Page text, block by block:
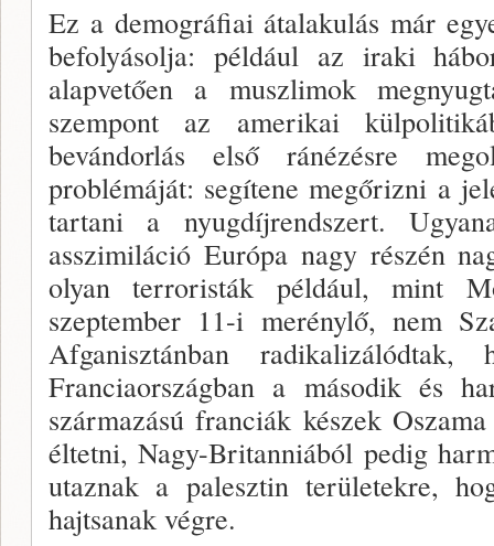
Ez a demográfiai átalakulás már
befo­lyásolja: például az iraki
alapvetően a muszlimok
szempont az amerikai
bevándor­lás első ránézésre
problémáját: segítene meg­őrizni a
tartani a nyugdíjrendszert.
asszimiláció Eu­rópa nagy részén
olyan terroristák például, mint
szeptember 11-i merénylő, nem
Afganisztán­ban radikalizálódtak,
Franciaországban a máso­dik és
származású franciák készek
éltetni, Nagy-Britanniából pedig
utaznak a pa­lesztin területekre,
hajtsanak végre.